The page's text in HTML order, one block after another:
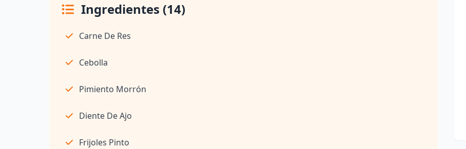
Ingredientes (14)
Carne De Res
Cebolla
Pimiento Morrón
Diente De Ajo
Frijoles Pinto